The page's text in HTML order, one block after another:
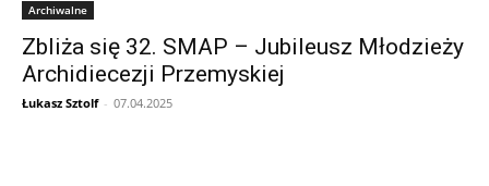
Archiwalne
Zbliża się 32. SMAP – Jubileusz Młodzieży
Archidiecezji Przemyskiej
Łukasz Sztolf - 07.04.2025